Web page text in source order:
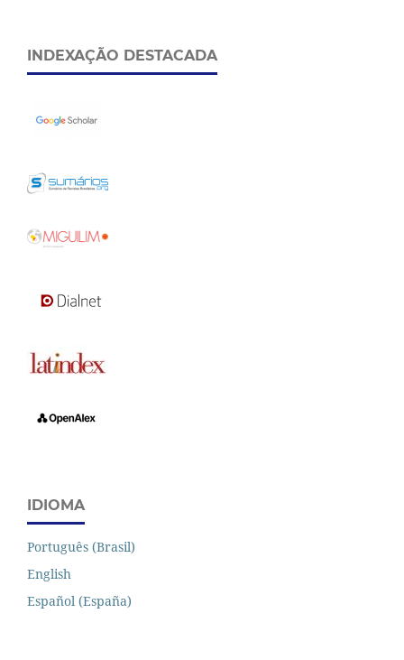
INDEXAÇÃO DESTACADA
IDIOMA
Português (Brasil)
English
Español (España)